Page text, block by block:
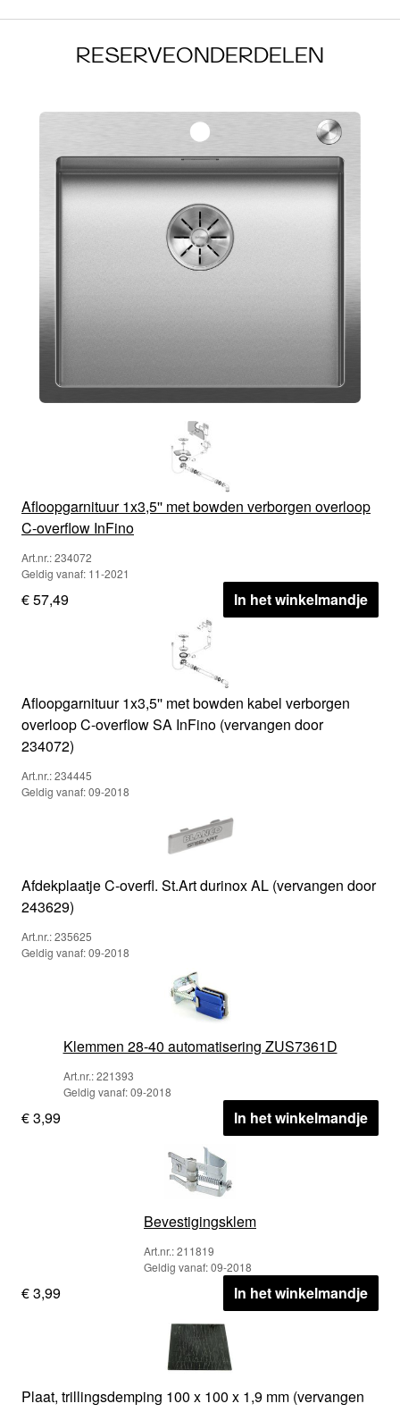
RESERVEONDERDELEN
Afloopgarnituur 1x3,5'' met bowden verborgen overloop
C-overflow InFino
Art.nr.: 234072
Geldig vanaf: 11-2021
€ 57,49 In het winkelmandje
Afloopgarnituur 1x3,5'' met bowden kabel verborgen
overloop C-overflow SA InFino (vervangen door
234072)
Art.nr.: 234445
Geldig vanaf: 09-2018
Afdekplaatje C-overfl. St.Art durinox AL (vervangen door
243629)
Art.nr.: 235625
Geldig vanaf: 09-2018
Klemmen 28-40 automatisering ZUS7361D
Art.nr.: 221393
Geldig vanaf: 09-2018
€ 3,99 In het winkelmandje
Bevestigingsklem
Art.nr.: 211819
Geldig vanaf: 09-2018
€ 3,99 In het winkelmandje
Plaat, trillingsdemping 100 x 100 x 1,9 mm (vervangen